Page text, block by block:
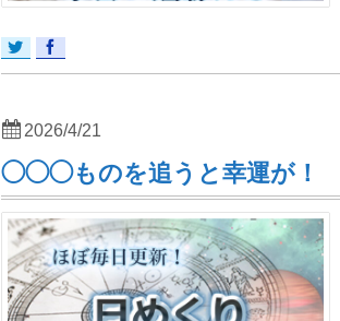
◯◯◯ものを追うと幸運が！
2026/4/21